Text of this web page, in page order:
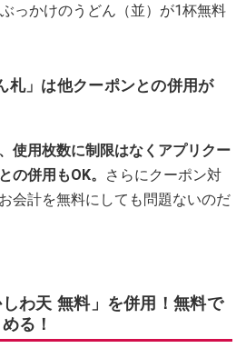
っかけのうどん（並）が1杯無料
札」は他クーポンとの併用が
使用枚数に制限はなくアプリクー
の併用もOK。
さらにクーポン対
会計を無料にしても問題ないのだ
わ天 無料」を併用！無料で
る！